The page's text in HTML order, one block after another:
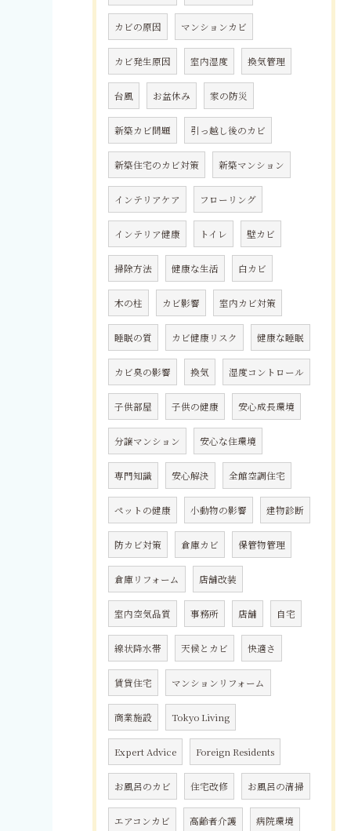
カビの原因 マンションカビ
カビ発生原因 室内湿度 換気管理
台風 お盆休み 家の防災
新築カビ問題 引っ越し後のカビ
新築住宅のカビ対策 新築マンション
インテリアケア フローリング
インテリア健康 トイレ 壁カビ
掃除方法 健康な生活 白カビ
木の柱 カビ影響 室内カビ対策
睡眠の質 カビ健康リスク 健康な睡眠
カビ臭の影響 換気 湿度コントロール
子供部屋 子供の健康 安心成長環境
分譲マンション 安心な住環境
専門知識 安心解決 全館空調住宅
ペットの健康 小動物の影響 建物診断
防カビ対策 倉庫カビ 保管物管理
倉庫リフォーム 店舗改装
室内空気品質 事務所 店舗 自宅
線状降水帯 天候とカビ 快適さ
賃貸住宅 マンションリフォーム
商業施設 Tokyo Living
Expert Advice Foreign Residents
お風呂のカビ 住宅改修 お風呂の清掃
エアコンカビ 高齢者介護 病院環境